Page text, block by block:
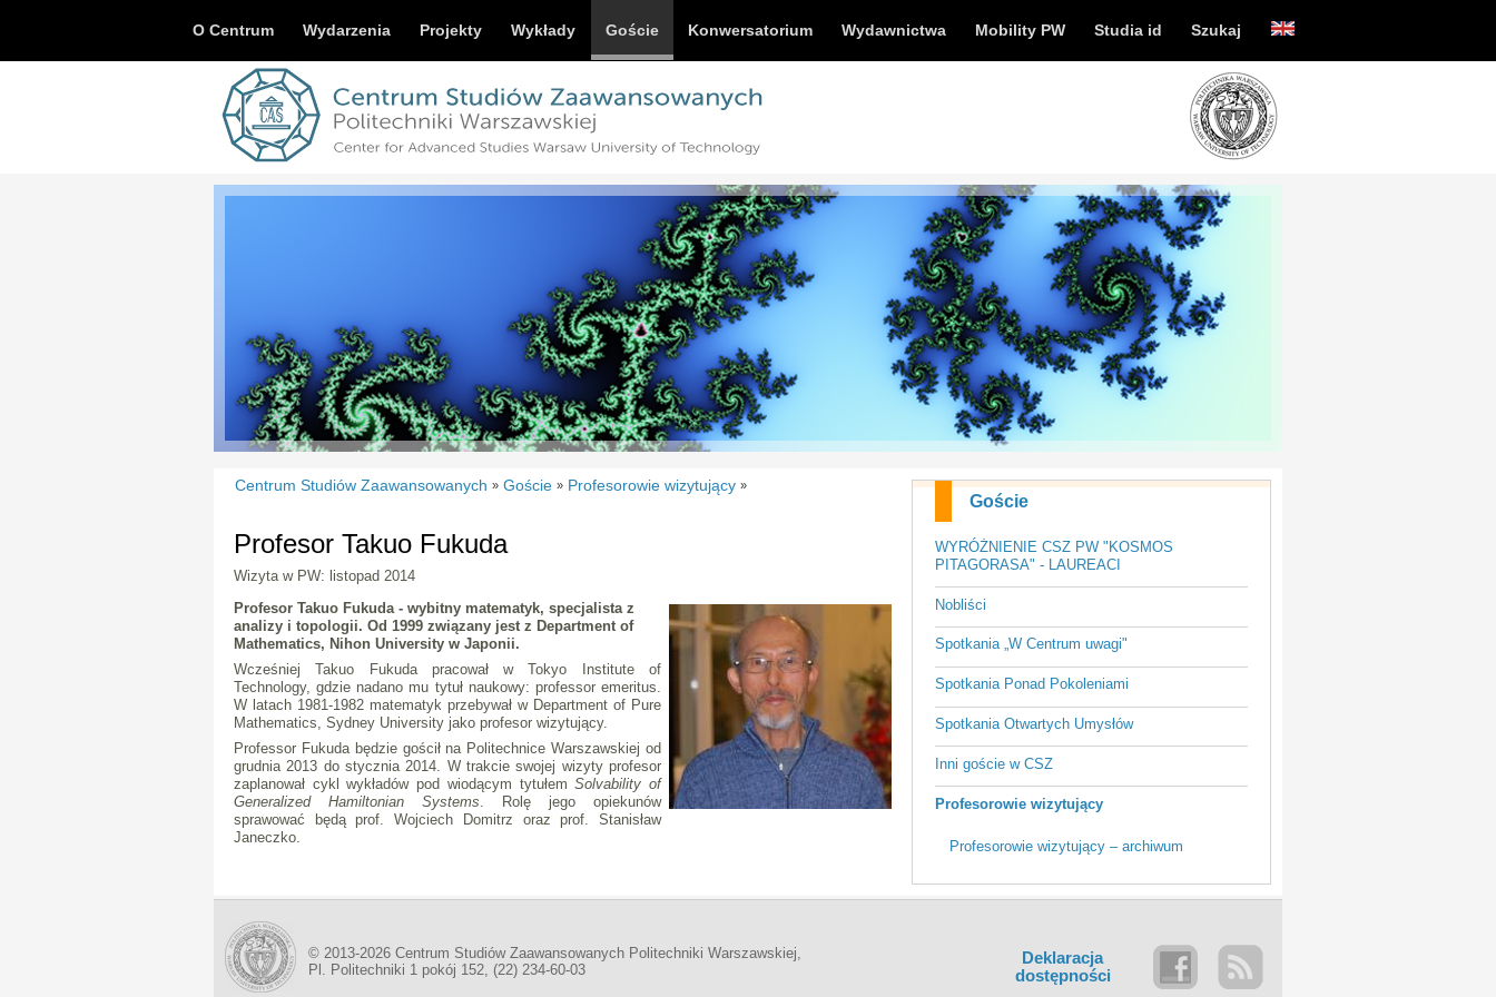
O Centrum Wydarzenia Projekty Wykłady Goście Konwersatorium Wydawnictwa Mobility PW Studia id Szukaj
Goście
WYRÓŻNIENIE CSZ PW "KOSMOS
PITAGORASA" - LAUREACI
Nobliści
Spotkania „W Centrum uwagi"
Spotkania Ponad Pokoleniami
Spotkania Otwartych Umysłów
Inni goście w CSZ
Profesorowie wizytujący
Profesorowie wizytujący – archiwum
Centrum Studiów Zaawansowanych » Goście » Profesorowie wizytujący »
Profesor Takuo Fukuda
Wizyta w PW: listopad 2014
Profesor Takuo Fukuda- wybitny matematyk, specjalista z
analizy i topologii. Od 1999 związany jest z Department of
Mathematics, Nihon University w Japonii.
Wcześniej Takuo Fukuda pracował w Tokyo Institute of
Technology, gdzie nadano mu tytuł naukowy: professor emeritus.
W latach 1981-1982 matematyk przebywał w Department of Pure
Mathematics, Sydney University jako profesor wizytujący.
Professor Fukuda będzie gościł na Politechnice Warszawskiej od
grudnia 2013 do stycznia 2014. W trakcie swojej wizyty profesor
zaplanował cykl wykładów pod wiodącym tytułemSolvability of
Generalized Hamiltonian Systems . Rolę jego opiekunów
sprawować będą prof. Wojciech Domitrz oraz prof. Stanisław
Janeczko.
Deklaracja
dostępności
© 2013-2026 Centrum Studiów Zaawansowanych Politechniki Warszawskiej,
Pl. Politechniki 1 pokój 152, (22) 234-60-03